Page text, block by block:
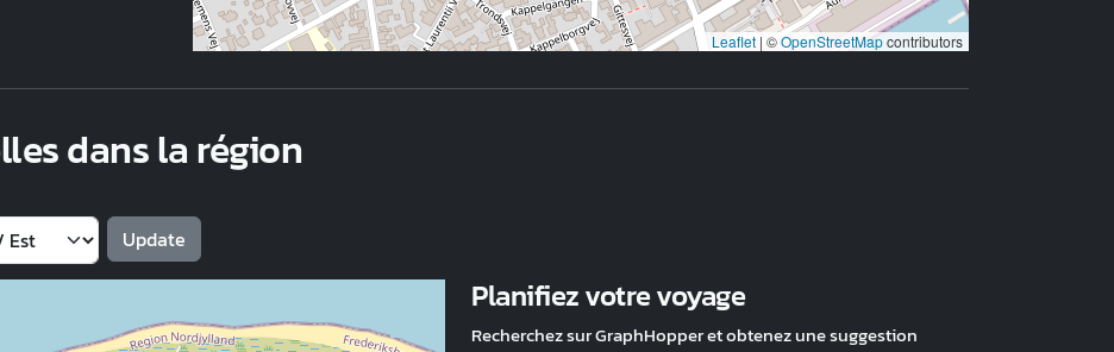
Leaflet | ©OpenStreetMapcontributors
dans la région
Planifiez votre voyage
Recherchez sur GraphHopper et obtenez une suggestion